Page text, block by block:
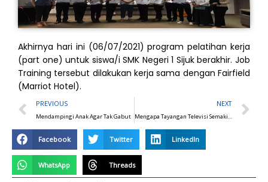
Akhirnya hari ini (06/07/2021) program pelatihan kerja
(part one) untuk siswa/i SMK Negeri 1 Sijuk berakhir. Job
Training tersebut dilakukan kerja sama dengan Fairfield
(Marriot Hotel).
Prev
PREVIOUS
Mendampingi Anak Agar Tak Gabut
NEXT
Mengapa Tayangan Televisi Semakin Tak Bersahabat dengan Anak-anak?
Facebook Twitter LinkedIn
WhatsApp Threads